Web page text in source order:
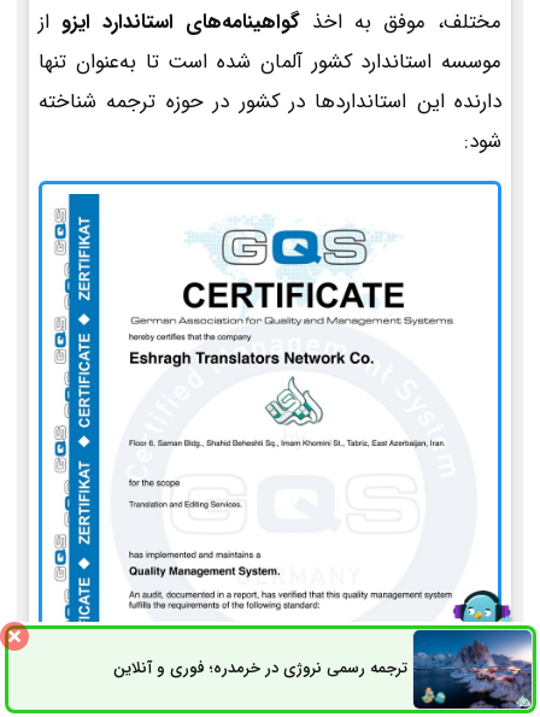
مختلف، موفق به اخذ گواهینامه‌های استاندارد ایزو از
موسسه استاندارد کشور آلمان شده است تا به‌عنوان تنها
دارنده این استانداردها در کشور در حوزه ترجمه شناخته
شود:
ترجمه رسمی نروژی در خرمدره؛ فوری و آنلاینثبت سفارش راه های ارتباطی